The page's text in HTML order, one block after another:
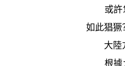
或許您
如此猖獗
大陸方
根據大